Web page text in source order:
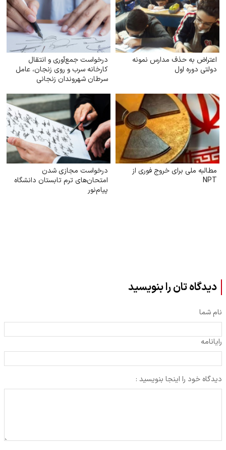
اعتراض به حذف مدارس نمونه
دولتی دوره اول
درخواست جمع‌آوری و انتقال
کارخانه سرب و روی زنجان، عامل
سرطان شهروندان زنجانی
مطالبه ملی برای خروج فوری از
NPT
درخواست مجازی شدن
امتحان‌های ترم تابستان دانشگاه
پیام‌نور
دیدگاه تان را بنویسید
نام شما
رایانامه
دیدگاه خود را اینجا بنویسید :